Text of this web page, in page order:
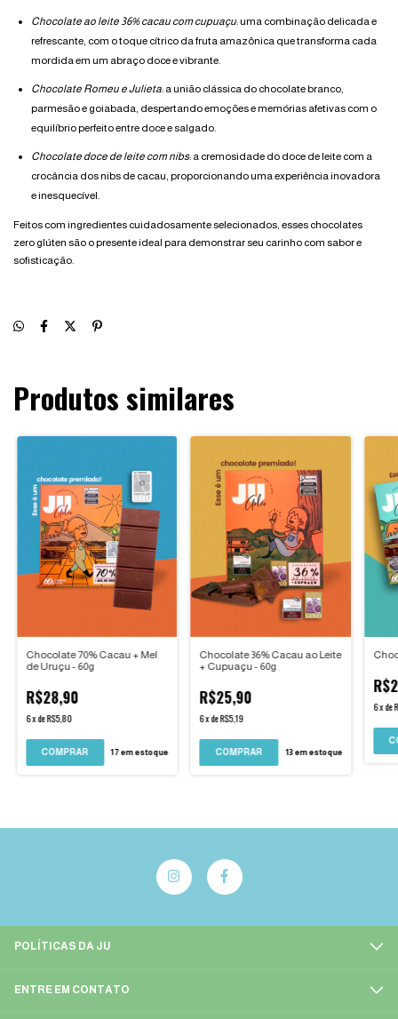
Chocolate ao leite 36% cacau com cupuaçu: uma combinação delicada e
refrescante, com o toque cítrico da fruta amazônica que transforma cada
mordida em um abraço doce e vibrante.
Chocolate Romeu e Julieta: a união clássica do chocolate branco,
parmesão e goiabada, despertando emoções e memórias afetivas com o
equilíbrio perfeito entre doce e salgado.
Chocolate doce de leite com nibs: a cremosidade do doce de leite com a
crocância dos nibs de cacau, proporcionando uma experiência inovadora
e inesquecível.
Feitos com ingredientes cuidadosamente selecionados, esses chocolates
zero glúten são o presente ideal para demonstrar seu carinho com sabor e
sofisticação.
Produtos similares
Chocolate 70% Cacau + Mel
de Uruçu - 60g
R$28,90
6xdeR$5,80
17 em estoque
Chocolate 36% Cacau ao Leite
+ Cupuaçu - 60g
R$25,90
6xdeR$5,19
13 em estoque
6xde
POLÍTICAS DA JU
ENTRE EM CONTATO